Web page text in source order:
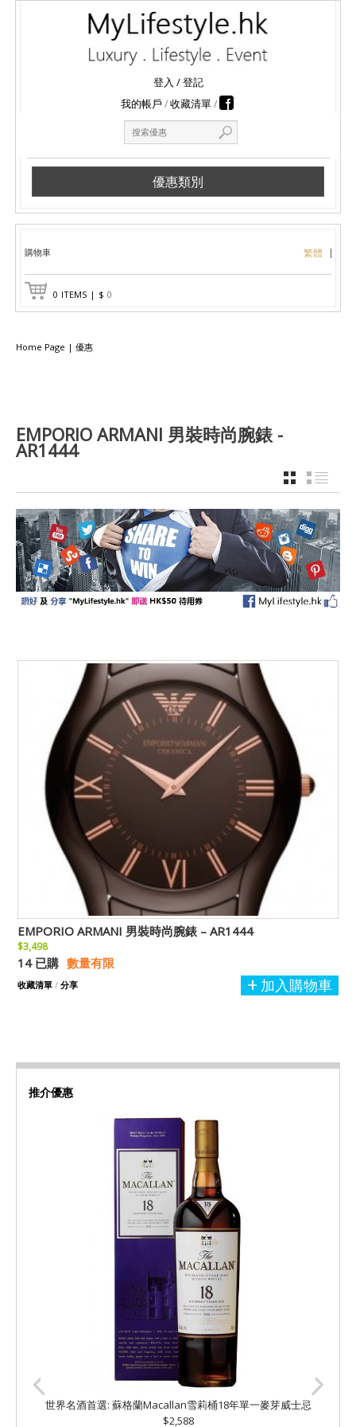
登入 /登記
我的帳戶
收藏清單
優惠類別
購物車 繁體
0 ITEMS | $ 0
Home Page | 優惠
EMPORIO ARMANI 男裝時尚腕錶 -
AR1444
GRID
EMPORIO ARMANI 男裝時尚腕錶 – AR1444
$3,498
14 已購 數量有限
加入購物車
收藏清單 / 分享
推介優惠
世界名酒首選: 蘇格蘭Macallan雪莉桶18年單一麥芽威士忌
$2,588